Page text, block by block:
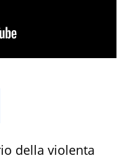
della violenta